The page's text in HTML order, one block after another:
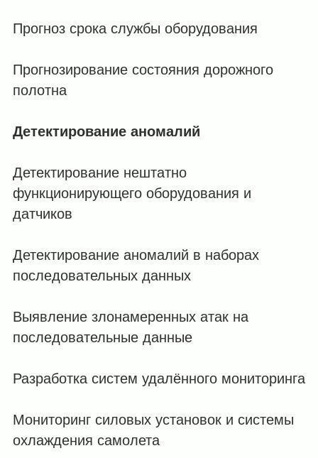
Прогноз срока службы оборудования
Прогнозирование состояния дорожного
полотна
Детектирование аномалий
Детектирование нештатно
функционирующего оборудования и
датчиков
Детектирование аномалий в наборах
последовательных данных
Выявление злонамеренных атак на
последовательные данные
Разработка систем удалённого мониторинга
Мониторинг силовых установок и системы
охлаждения самолета